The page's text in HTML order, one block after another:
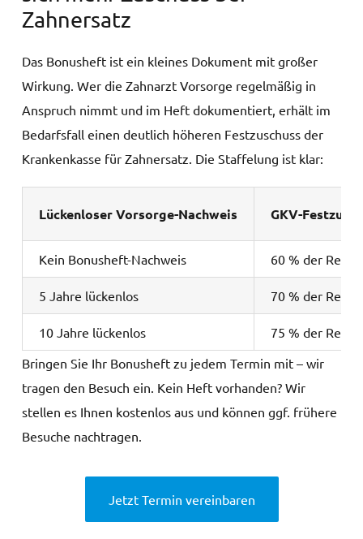
Zahnersatz
Das Bonusheft ist ein kleines Dokument mit großer
Wirkung. Wer die Zahnarzt Vorsorge regelmäßig in
Anspruch nimmt und im Heft dokumentiert, erhält im
Bedarfsfall einen deutlich höheren Festzuschuss der
Krankenkasse für Zahnersatz. Die Staffelung ist klar:
Lückenloser Vorsorge-Nachweis GKV-
Kein Bonusheft-Nachweis 60 % der
5 Jahre lückenlos 70 % der
10 Jahre lückenlos
75 % der
Bringen Sie Ihr Bonusheft zu jedem Termin mit – wir
tragen den Besuch ein. Kein Heft vorhanden? Wir
stellen es Ihnen kostenlos aus und können ggf. frühere
Besuche nachtragen.
Jetzt Termin vereinbaren